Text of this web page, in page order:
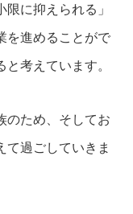
限に抑えられる」
を進めることがで
考えています。
のため、そしてお
て過ごしていきま